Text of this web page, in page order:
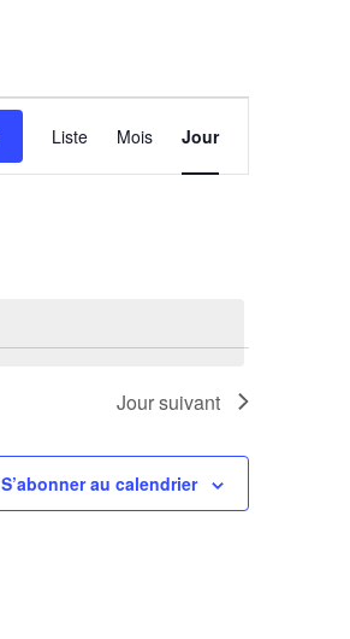
Liste Mois Jour
Jour suivant
S’abonner au calendrier